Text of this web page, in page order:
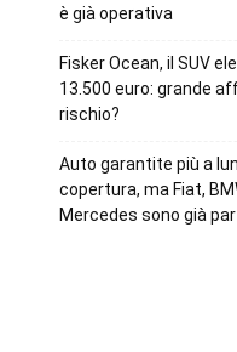
è già operativa
Fisker Ocean, il SUV
13.500 euro: grande
rischio?
Auto garantite più a
copertura, ma Fiat,
Mercedes sono già